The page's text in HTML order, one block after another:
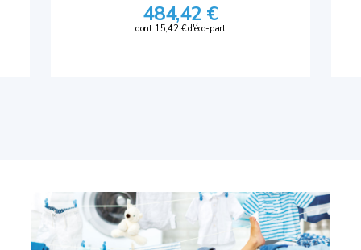
484,42 €
dont 15,42 € d'éco-part